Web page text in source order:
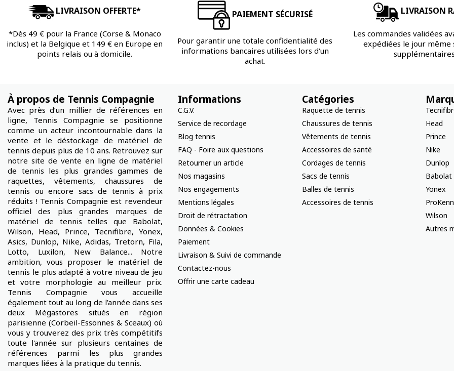
LIVRAISON OFFERTE*
*Dès 49 € pour la France (Corse & Monaco
inclus) et la Belgique et 149 € en Europe en
points relais ou à domicile.
PAIEMENT SÉCURISÉ
Pour garantir une totale confidentialité des
informations bancaires utilisées lors d'un
achat.
LIVRAISON
Les commandes validées
expédiées le jour même
À propos de Tennis Compagnie
Avec près d’un millier de références en
ligne, Tennis Compagnie se positionne
comme un acteur incontournable dans la
vente et le déstockage de matériel de
tennis depuis plus de 10 ans. Retrouvez sur
notre site de vente en ligne de matériel
de tennis les plus grandes gammes de
raquettes, vêtements, chaussures de
tennis ou encore sacs de tennis à prix
réduits ! Tennis Compagnie est revendeur
officiel des plus grandes marques de
matériel de tennis telles que Babolat,
Wilson, Head, Prince, Tecnifibre, Yonex,
Asics, Dunlop, Nike, Adidas, Tretorn, Fila,
Lotto, Luxilon, New Balance... Notre
ambition, vous proposer le matériel de
tennis le plus adapté à votre niveau de jeu
et votre morphologie au meilleur prix.
Tennis Compagnie vous accueille
également tout au long de l’année dans ses
deux Mégastores situés en région
parisienne (Corbeil-Essonnes & Sceaux) où
vous y trouverez des prix très compétitifs
toute l'année sur plusieurs centaines de
références parmi les plus grandes
marques liées à la pratique du tennis.
Informations
C.G.V.
Service de recordage
Blog tennis
FAQ - Foire aux questions
Retourner un article
Nos magasins
Nos engagements
Mentions légales
Droit de rétractation
Données & Cookies
Paiement
Livraison & Suivi de commande
Contactez-nous
Offrir une carte cadeau
Catégories
Raquette de tennis
Chaussures de tennis
Vêtements de tennis
Accessoires de santé
Cordages de tennis
Sacs de tennis
Balles de tennis
Accessoires de tennis
Head
Prince
Nike
Dunlop
Babolat
Yonex
Wilson
Autres